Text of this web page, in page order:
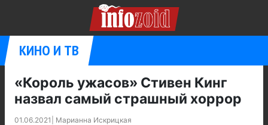
КИНО И ТВ
«Король ужасов» Стивен Кинг
назвал самый страшный хоррор
01.06.2021 Марианна Искрицкая